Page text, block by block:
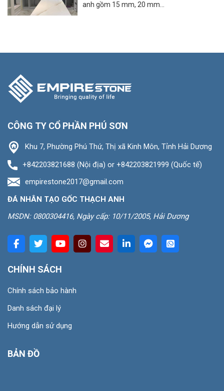
anh gồm 15 mm, 20 mm...
CÔNG TY CỔ PHẦN PHÚ SƠN
Khu 7, Phường Phú Thứ, Thị xã Kinh Môn, Tỉnh Hải Dương
+842203821688 (Nội địa) or +842203821999 (Quốc tế)
empirestone2017@gmail.com
ĐÁ NHÂN TẠO GỐC THẠCH ANH
MSDN: 0800304416, Ngày cấp: 10/11/2005, Hải Dương
CHÍNH SÁCH
Chính sách bảo hành
Danh sách đại lý
Hướng dẫn sử dụng
BẢN ĐỒ